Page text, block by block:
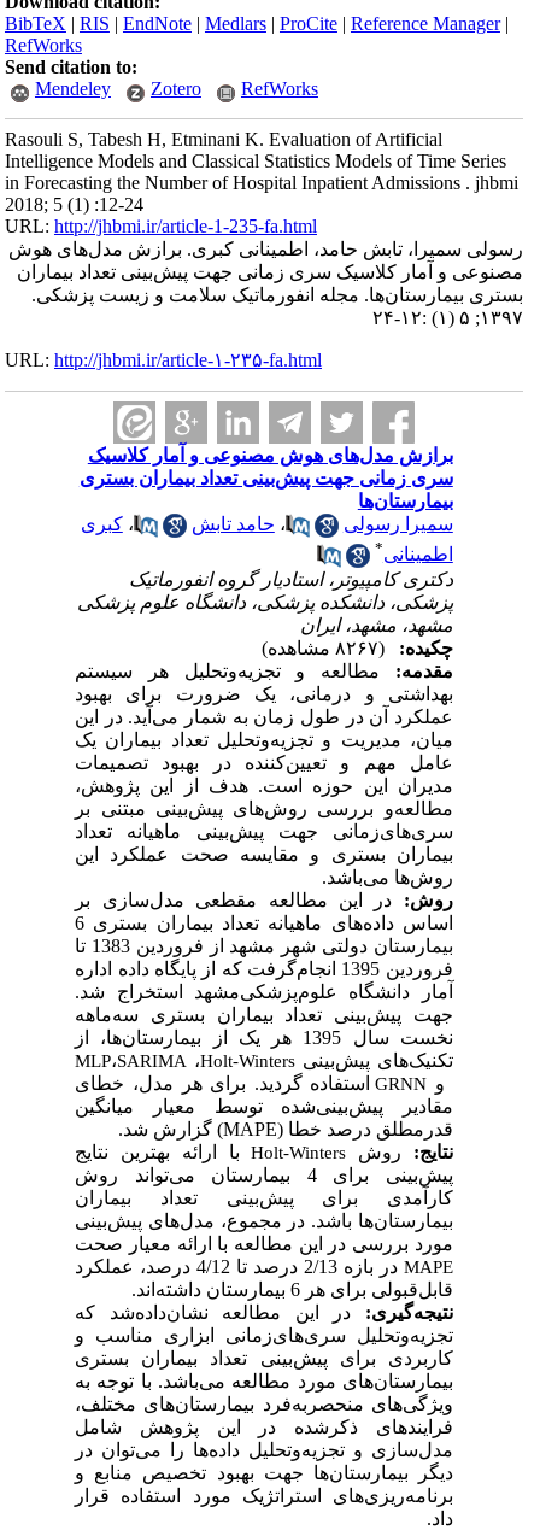
BibTeX |RIS |EndNote |Medlars |ProCite |Reference Manager
RefWorks
Send citation to:
Mendeley
Zotero RefWorks
Rasouli S, Tabesh H, Etminani K. Evaluation of Artificial
Intelligence Models and Classical Statistics Models of Time Series
in Forecasting the Number of Hospital Inpatient Admissions . jhbmi
2018; 5 (1) :12-24
URL:http://jhbmi.ir/article-1-235-fa.html
رسولی سمیرا، تابش حامد، اطمینانی کبری. برازش مدل‌های هوش
مصنوعی و آمار کلاسیک سری زمانی جهت پیش‌بینی تعداد بیماران
بستری بیمارستان‌ها. مجله انفورماتیک سلامت و زیست پزشکی.
۱۳۹۷; ۵ (۱) :۱۲-۲۴
URL:http://jhbmi.ir/article-۱-۲۳۵-fa.html
برازش مدل‌های هوش مصنوعی و آمار کلاسیک
سری زمانی جهت پیش‌بینی تعداد بیماران بستری
بیمارستان‌ها
سمیرا رسولی
،حامد تابش ،کبری
اطمینانی
دکتری کامپیوتر، استادیار گروه انفورماتیک
پزشکی، دانشکده پزشکی، دانشگاه علوم پزشکی
مشهد، مشهد، ایران
چکیده:
مقدمه:مطالعه و تجزیه‌وتحلیل هر سیستم
بهداشتی و درمانی، یک ضرورت برای بهبود
عملکرد آن در طول زمان به‌ شمار‌ می‌آید. در‌ این
میان، مدیریت و تجزیه‌وتحلیل تعداد بیماران یک
عامل مهم و تعیین‌کننده در بهبود تصمیمات
مدیران این حوزه است. هدف از این پژوهش،
مطالعه‌و بررسی روش‌های پیش‌بینی مبتنی بر
سری‌های‌زمانی جهت پیش‌بینی ماهیانه‌ تعداد
بیماران بستری و مقایسه‌ صحت عملکرد این
روش‌ها می‌باشد.
روش: در این مطالعه مقطعی مدل‌سازی بر
اساس داده‌های ماهیانه‌ تعداد بیماران بستری 6
بیمارستان دولتی شهر مشهد از فروردین 1383 تا
فروردین 1395 انجام‌گرفت که از پایگاه‌ داده‌ اداره
آمار دانشگاه علوم‌پزشکی‌مشهد استخراج شد.
جهت پیش‌بینی تعداد بیماران بستری سه‌ماهه‌
نخست سال 1395 هر یک از بیمارستان‌ها، از
تکنیک‌‌های پیش‌بینی Holt-Winters،SARIMA،MLP
وGRNNاستفاده گردید. برای هر مدل، خطای
مقادیر پیش‌بینی‌شده توسط معیار میانگین
قدرمطلق درصد خطا ( MAPE) گزارش ‌شد.
نتایج:روش‌ Holt-Wintersبا ارائه بهترین نتایج
پیش‌بینی برای 4 بیمارستان می‌تواند روش‌
کارآمدی برای پیش‌بینی تعداد بیماران
بیمارستان‌ها باشد. در مجموع، مدل‌های پیش‌بینی
مورد‌ بررسی در این مطالعه با ارائه‌ معیار صحت
MAPE
در بازه‌ 2/13 درصد تا 4/12 درصد، عملکرد
قابل‌قبولی برای هر 6 بیمارستان داشته‌اند.
نتیجه‌گیری:در این مطالعه نشان‌داده‌شد که
تجزیه‌وتحلیل سری‌های‌زمانی ابزاری مناسب و
کاربردی برای پیش‌بینی تعداد بیماران بستری
بیمارستان‌های مورد‌ مطالعه می‌باشد. با توجه به
ویژگی‌های منحصربه‌فرد بیمارستان‌های مختلف،
فرایندهای ذکرشده در این پژوهش شامل
مدل‌سازی و تجزیه‌وتحلیل داده‌ها را می‌توان در
دیگر بیمارستان‌ها جهت بهبود تخصیص منابع و
برنامه‌ریزی‌های استراتژیک مورد استفاده قرار
داد.